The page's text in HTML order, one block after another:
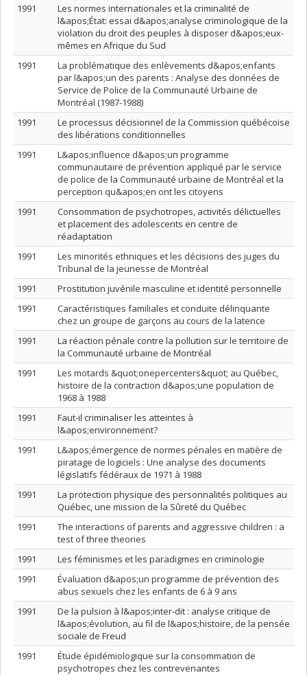
1991
Les normes internationales et la criminalité de
l&apos;État: essai d&apos;analyse criminologique de la
violation du droit des peuples à disposer d&apos;eux-
mêmes en Afrique du Sud
1991
La problématique des enlèvements d&apos;enfants
par l&apos;un des parents : Analyse des données de
Service de Police de la Communauté Urbaine de
Montréal (1987-1988)
1991
Le processus décisionnel de la Commission québécoise
des libérations conditionnelles
1991
L&apos;influence d&apos;un programme
communautaire de prévention appliqué par le service
de police de la Communauté urbaine de Montréal et la
perception qu&apos;en ont les citoyens
1991
Consommation de psychotropes, activités délictuelles
et placement des adolescents en centre de
réadaptation
1991
Les minorités ethniques et les décisions des juges du
Tribunal de la jeunesse de Montréal
1991
Prostitution juvénile masculine et identité personnelle
1991
Caractéristiques familiales et conduite délinquante
chez un groupe de garçons au cours de la latence
1991
La réaction pénale contre la pollution sur le territoire de
la Communauté urbaine de Montréal
1991
Les motards &quot;onepercenters&quot; au Québec,
histoire de la contraction d&apos;une population de
1968 à 1988
1991
Faut-il criminaliser les atteintes à
l&apos;environnement?
1991
L&apos;émergence de normes pénales en matière de
piratage de logiciels : Une analyse des documents
législatifs fédéraux de 1971 à 1988
1991
La protection physique des personnalités politiques au
Québec, une mission de la Sûreté du Québec
1991
The interactions of parents and aggressive children : a
test of three theories
1991
Les féminismes et les paradigmes en criminologie
1991
Évaluation d&apos;un programme de prévention des
abus sexuels chez les enfants de 6 à 9 ans
1991
De la pulsion à l&apos;inter-dit : analyse critique de
l&apos;évolution, au fil de l&apos;histoire, de la pensée
sociale de Freud
1991
Étude épidémiologique sur la consommation de
psychotropes chez les contrevenantes